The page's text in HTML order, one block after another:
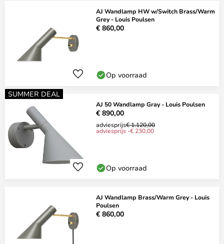
AJ Wandlamp HW w/Switch Brass/Warm
Grey - Louis Poulsen
€ 860,00
Op voorraad
SUMMER DEAL
AJ 50 Wandlamp Gray - Louis Poulsen
€ 890,00
adviesprijs€ 1.120,00
adviesprijs -€ 230,00
Op voorraad
AJ Wandlamp Brass/Warm Grey - Louis
Poulsen
€ 860,00